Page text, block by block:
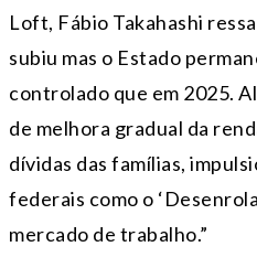
Loft, Fábio Takahashi
subiu mas o Estado
controlado que em 2025.
de melhora gradual da
dívidas das famílias,
federais como o
mercado de trabalho.”